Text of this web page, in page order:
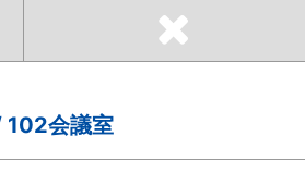
102会議室